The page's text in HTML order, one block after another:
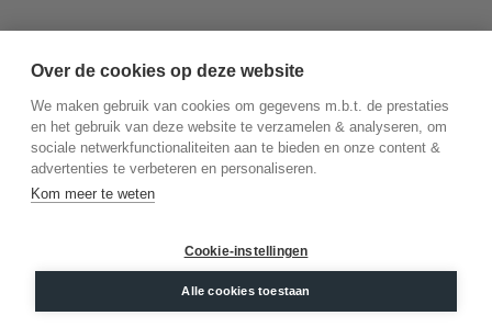
©2026.DiamondsByMe
Algemene voorwaarden
Over de cookies op deze website
We maken gebruik van cookies om gegevens m.b.t. de prestaties
en het gebruik van deze website te verzamelen & analyseren, om
sociale netwerkfunctionaliteiten aan te bieden en onze content &
advertenties te verbeteren en personaliseren.
Kom meer te weten
Cookie-instellingen
Alle cookies toestaan